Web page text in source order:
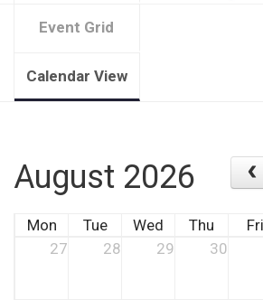
Event Grid
Calendar View
August 2026
Mon Tue Wed Thu Fri
27
28 29 30